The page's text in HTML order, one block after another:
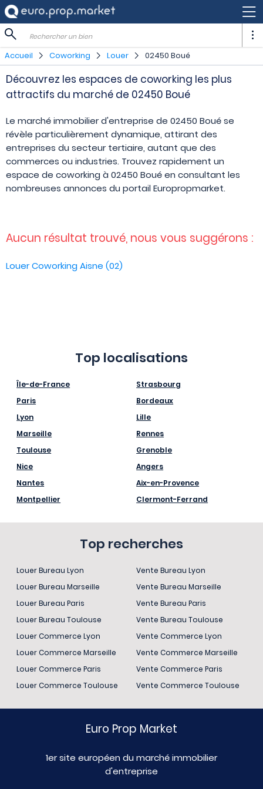
Rechercher un bien
Accueil Coworking Louer 02450 Boué
Découvrez les espaces de coworking les plus
attractifs du marché de 02450 Boué
Le marché immobilier d'entreprise de 02450 Boué se
révèle particulièrement dynamique, attirant des
entreprises du secteur tertiaire, autant que des
commerces ou industries. Trouvez rapidement un
espace de coworking à 02450 Boué en consultant les
nombreuses annonces du portail Europropmarket.
Aucun résultat trouvé, nous vous suggérons :
Louer Coworking Aisne (02)
Top localisations
Île-de-France
Paris
Lyon
Marseille
Toulouse
Nice
Nantes
Montpellier
Strasbourg
Bordeaux
Lille
Rennes
Grenoble
Angers
Aix-en-Provence
Clermont-Ferrand
Top recherches
Louer Bureau Lyon
Louer Bureau Marseille
Louer Bureau Paris
Louer Bureau Toulouse
Louer Commerce Lyon
Louer Commerce Marseille
Louer Commerce Paris
Louer Commerce Toulouse
Vente Bureau Lyon
Vente Bureau Marseille
Vente Bureau Paris
Vente Bureau Toulouse
Vente Commerce Lyon
Vente Commerce Marseille
Vente Commerce Paris
Vente Commerce Toulouse
Euro Prop Market
1er site européen du marché immobilier
d'entreprise